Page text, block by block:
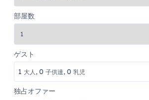
部屋数
ゲスト
1 大人, 0 子供達, 0 乳児
独占オファー